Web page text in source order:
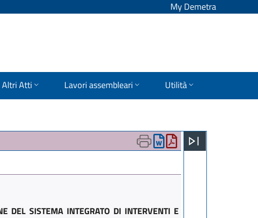
My Demetra
Altri Atti Lavori assembleari Utilità
DEL SISTEMA INTEGRATO DI INTERVENTI E